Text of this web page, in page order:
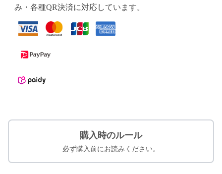
み・各種QR決済に対応しています。
購入時のルール
必ず購入前にお読みください。